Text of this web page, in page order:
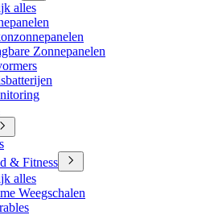
alles
Zonnepanelen
& Fitness
alles
Weegschalen